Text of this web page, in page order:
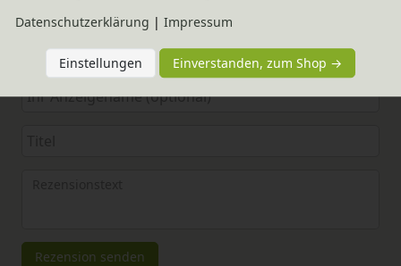
Bewertungssterne
5
von
4
von
3
von
2
von
1
von
Rezensionstext
Rezension senden
Daten­schutz­erklärung | Impressum
Einstellungen Einverstanden, zum Shop →